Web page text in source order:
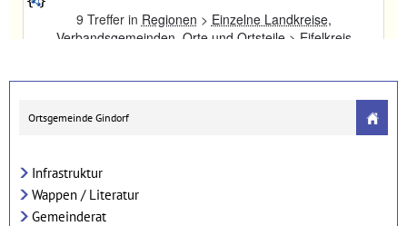
Ortsgemeinde Gindorf
Infrastruktur
Wappen / Literatur
Gemeinderat